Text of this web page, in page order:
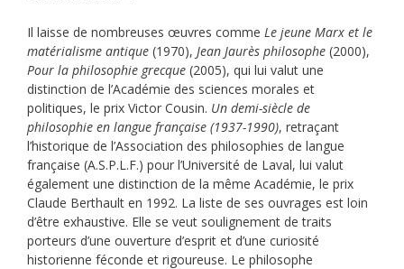
Il laisse de nombreuses œuvres comme Le jeune Marx et le
matérialisme antique (1970), Jean Jaurès philosophe (2000),
Pour la philosophie grecque (2005), qui lui valut une
distinction de l’Académie des sciences morales et
politiques, le prix Victor Cousin. Un demi-siècle de
philosophie en langue française (1937-1990), retraçant
l’historique de l’Association des philosophies de langue
française (A.S.P.L.F.) pour l’Université de Laval, lui valut
également une distinction de la même Académie, le prix
Claude Berthault en 1992. La liste de ses ouvrages est loin
d’être exhaustive. Elle se veut soulignement de traits
porteurs d’une ouverture d’esprit et d’une curiosité
historienne féconde et rigoureuse. Le philosophe